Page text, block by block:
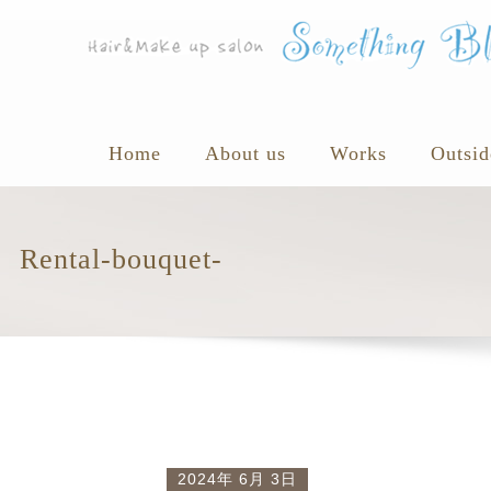
Home About us Works
Rental-bouquet-
2024年 6月 3日